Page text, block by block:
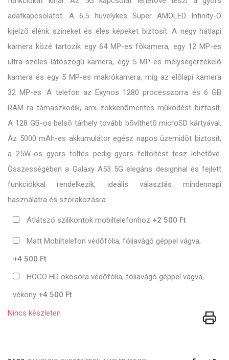
adatkapcsolatot. A 6,5 hüvelykes Super AMOLED Infinity-O
kijelzõ élénk színeket és éles képeket biztosít. A négy hátlapi
kamera közé tartozik egy 64 MP-es fõkamera, egy 12 MP-es
ultra-széles látószögû kamera, egy 5 MP-es mélységérzékelõ
kamera és egy 5 MP-es makrókamera, míg az elõlapi kamera
32 MP-es. A telefon az Exynos 1280 processzorra és 6 GB
RAM-ra támaszkodik, ami zökkenõmentes mûködést biztosít.
A 128 GB-os belsõ tárhely tovább bõvíthetõ microSD kártyával.
Az 5000 mAh-es akkumulátor egész napos üzemidõt biztosít,
a 25W-os gyors töltés pedig gyors feltöltést tesz lehetõvé.
Összességében a Galaxy A53 5G elegáns designnal és fejlett
funkciókkal rendelkezik, ideális választás mindennapi
használatra és szórakozásra.
Átlátszó szilikontok mobiltelefonhoz +2 500 Ft
Matt Mobiltelefon védőfólia, fóliavágó géppel vágva,
+4 500 Ft
HOCO HD okosóra védőfólia, fóliavágó géppel vágva,
vékony +4 500 Ft
Nincs készleten